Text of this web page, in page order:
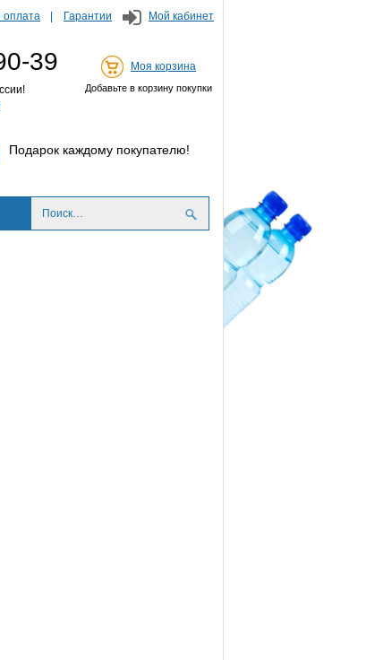
оплата Гарантии Мой кабинет
39 Моя корзина
Добавьте в корзину покупки
Подарок каждому покупателю!